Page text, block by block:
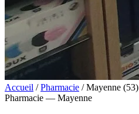
Accueil / Pharmacie / Mayenne (53)
Pharmacie — Mayenne